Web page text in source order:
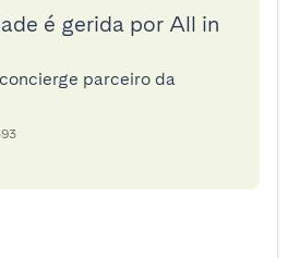
é gerida por All in
parceiro da